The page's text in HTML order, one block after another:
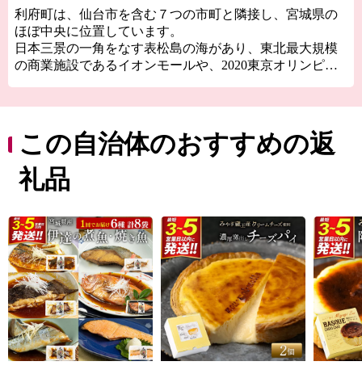
利府町は、仙台市を含む７つの市町と隣接し、宮城県の
ほぼ中央に位置しています。
日本三景の一角をなす表松島の海があり、東北最大規模
の商業施設であるイオンモールや、2020東京オリンピッ
ジアムとなる楽天イーグルス利府球場（中央公園野球
場）などがあり、自然・文化・産業が調和した町です。
この自治体のおすすめの返
礼品